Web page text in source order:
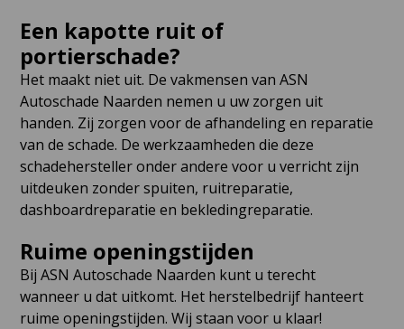
Een kapotte ruit of
portierschade?
Het maakt niet uit. De vakmensen van ASN
Autoschade Naarden nemen u uw zorgen uit
handen. Zij zorgen voor de afhandeling en reparatie
van de schade. De werkzaamheden die deze
schadehersteller onder andere voor u verricht zijn
uitdeuken zonder spuiten, ruitreparatie,
dashboardreparatie en bekledingreparatie.
Ruime openingstijden
Bij ASN Autoschade Naarden kunt u terecht
wanneer u dat uitkomt. Het herstelbedrijf hanteert
ruime openingstijden. Wij staan voor u klaar!